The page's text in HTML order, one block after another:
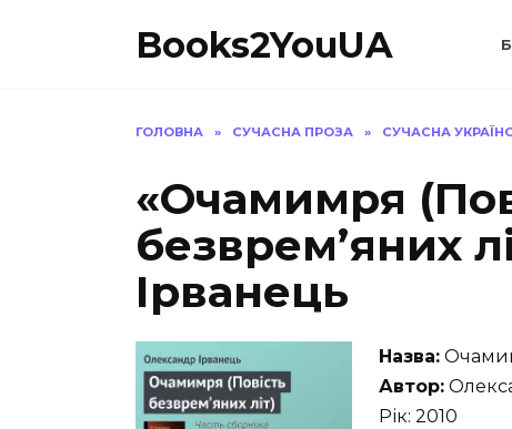
Books2YouUA
ГОЛОВНА » СУЧАСНА ПРОЗА » СУЧАСНА
«Очамимря
безврем’яних
Ірванець
Назва:
Автор:
Рік: 2010